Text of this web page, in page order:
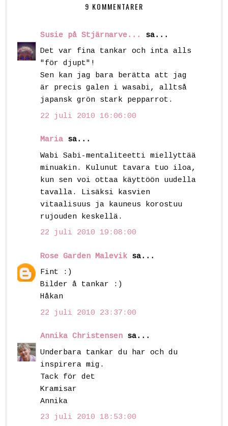
9 KOMMENTARER
Susie på Stjärnarve...
sa...
Det var fina tankar och inta alls
"för djupt"!
Sen kan jag bara berätta att jag
är precis galen i wasabi, alltså
japansk grön stark pepparrot.
22 juli 2010 16:06:00
Maria sa...
Wabi Sabi-mentaliteetti miellyttää
minuakin. Kulunut tavara tuo iloa,
kun sen voi ottaa käyttöön uudella
tavalla. Lisäksi kasvien
vitaalisuus ja kauneus korostuu
rujouden keskellä.
22 juli 2010 19:08:00
Rose Garden Malevik sa...
Fint :)
Bilder å tankar :)
Håkan
22 juli 2010 23:37:00
Annika Christensen sa...
Underbara tankar du har och du
inspirera mig.
Tack för det
Kramisar
Annika
23 juli 2010 18:53:00